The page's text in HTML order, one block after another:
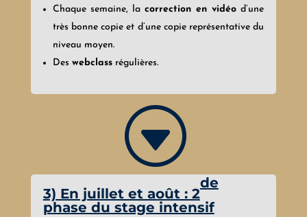
Chaque semaine, la correction en vidéo d’une
très bonne copie et d’une copie représentative du
niveau moyen.
Des webclassrégulières.
G
3) En juillet et août : 2
de
phase du stage intensif